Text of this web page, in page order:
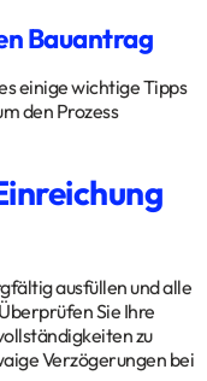
Bauantrag
einige wichtige Tipps
den Prozess
ausfüllen und alle
Sie Ihre
zu
Verzögerungen bei